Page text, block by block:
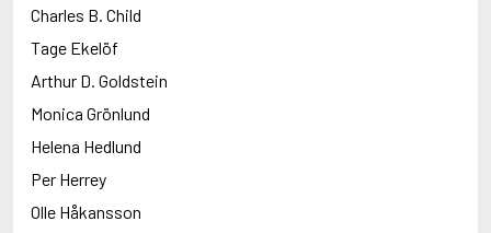
Charles B. Child
Tage Ekelöf
Arthur D. Goldstein
Monica Grönlund
Helena Hedlund
Per Herrey
Olle Håkansson